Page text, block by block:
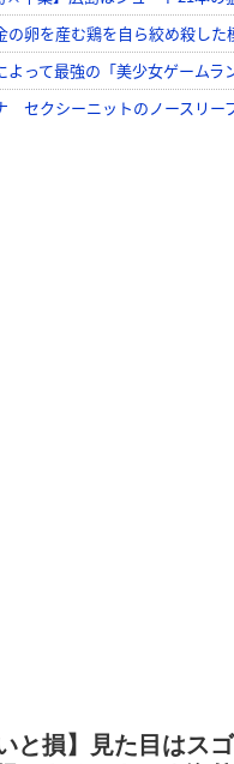
と損】見た目はス